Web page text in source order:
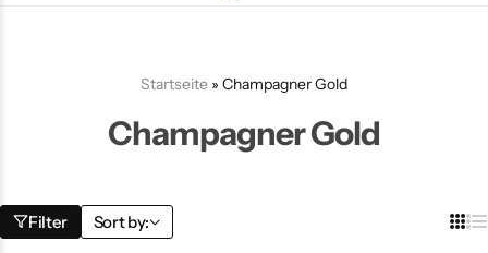
Startseite » Champagner Gold
Champagner Gold
Filter Sort by:
Geschenkideen